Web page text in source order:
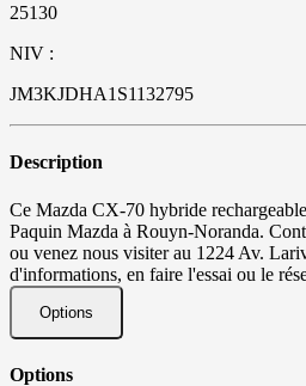
25130
NIV :
JM3KJDHA1S1132795
Description
Ce Mazda CX-70 hybride
Paquin Mazda à Rouyn-Noranda.
ou venez nous visiter au 1224 Av.
d'informations, en faire l'essai ou le
Options
Options